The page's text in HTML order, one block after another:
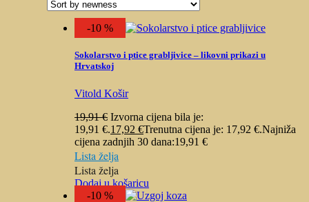
-10 %
Sokolarstvo i ptice grabljivice – likovni prikazi u
Hrvatskoj
Vitold Košir
19,91€ Izvorna cijena bila je:
19,91 €.17,92 €Trenutna cijena je: 17,92 €.Najniža
cijena zadnjih 30 dana:19,91 €
Lista želja
Lista želja
Dodaj u košaricu
-10 %